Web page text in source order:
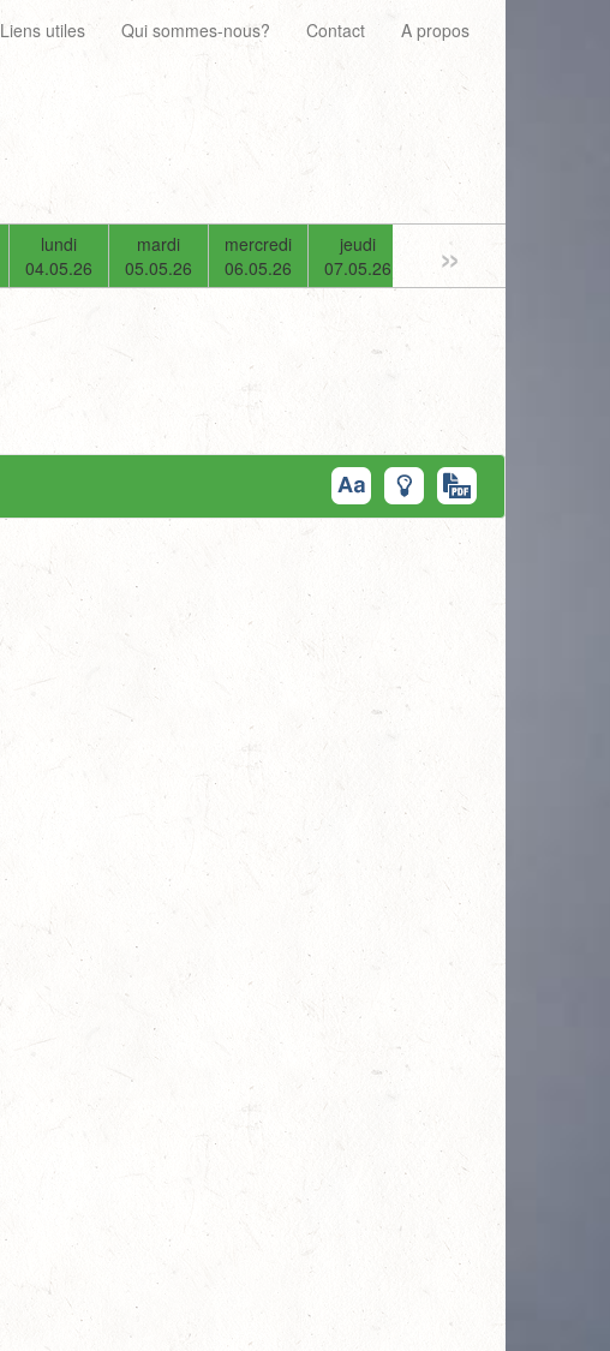
Liens utiles Qui sommes-nous? Contact A propos
lundi
04.05.26
mardi
05.05.26
mercredi
06.05.26
jeudi
07.05.26
08.05.26
»